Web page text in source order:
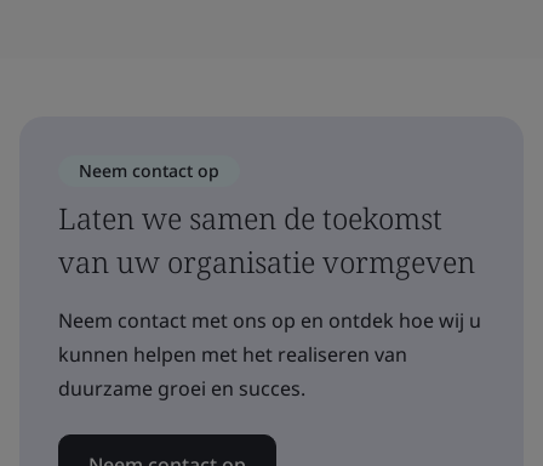
Neem contact op
Laten we samen de toekomst
van uw organisatie vormgeven
Neem contact met ons op en ontdek hoe wij u
kunnen helpen met het realiseren van
duurzame groei en succes.